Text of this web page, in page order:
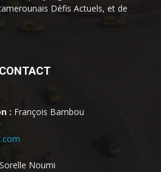
Défis Actuels, et de
CONTACT
: François Bambou
Sorelle Noumi